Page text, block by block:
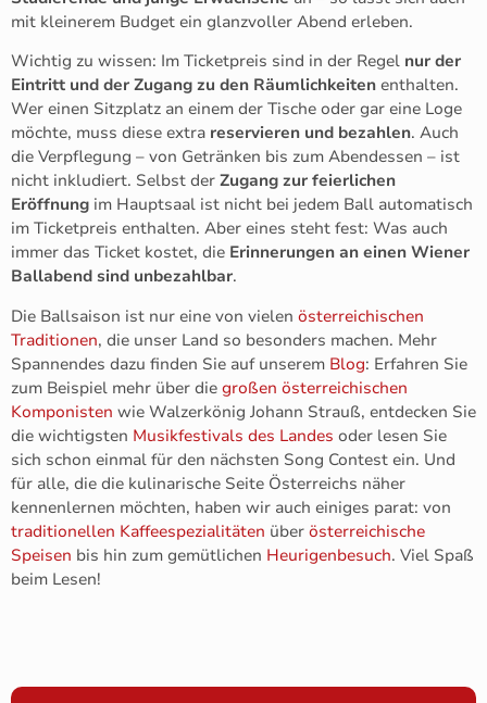
mit kleinerem Budget ein glanzvoller Abend erleben.
Wichtig zu wissen: Im Ticketpreis sind in der Regel nur der
Eintritt und der Zugang zu den Räumlichkeiten enthalten.
Wer einen Sitzplatz an einem der Tische oder gar eine Loge
möchte, muss diese extra reservieren und bezahlen. Auch
die Verpflegung – von Getränken bis zum Abendessen – ist
nicht inkludiert. Selbst der Zugang zur feierlichen
Eröffnung im Hauptsaal ist nicht bei jedem Ball automatisch
im Ticketpreis enthalten. Aber eines steht fest: Was auch
immer das Ticket kostet, die Erinnerungen an einen Wiener
Ballabend sind unbezahlbar.
Die Ballsaison ist nur eine von vielen österreichischen
Traditionen, die unser Land so besonders machen. Mehr
Spannendes dazu finden Sie auf unserem Blog: Erfahren Sie
zum Beispiel mehr über die großen österreichischen
Komponisten wie Walzerkönig Johann Strauß, entdecken Sie
die wichtigsten Musikfestivals des Landes oder lesen Sie
sich schon einmal für den nächsten Song Contest ein. Und
für alle, die die kulinarische Seite Österreichs näher
kennenlernen möchten, haben wir auch einiges parat: von
traditionellen Kaffeespezialitäten über österreichische
Speisen bis hin zum gemütlichen Heurigenbesuch. Viel Spaß
beim Lesen!